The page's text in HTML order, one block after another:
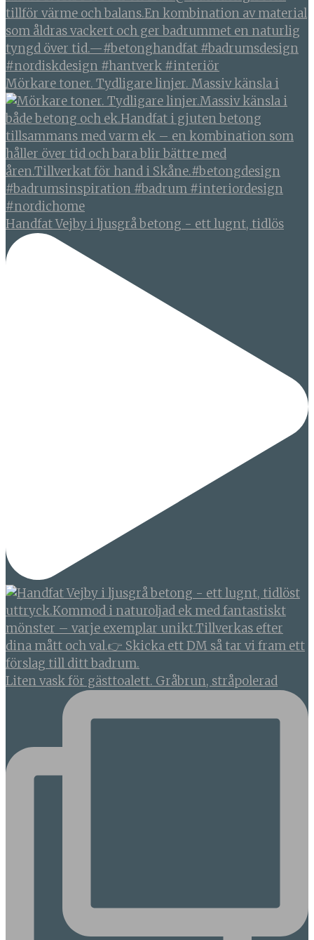
Mörkare toner. Tydligare linjer. Massiv känsla i
Handfat Vejby i ljusgrå betong - ett lugnt, tidlös
Liten vask för gästtoalett. Gråbrun, stråpolerad